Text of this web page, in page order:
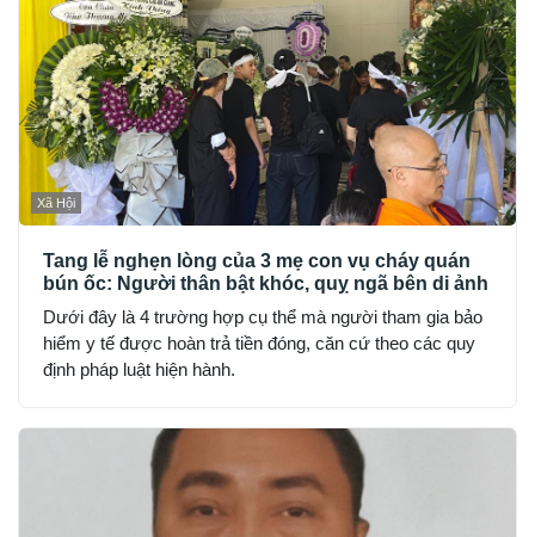
Xã Hội
Tang lễ nghẹn lòng của 3 mẹ con vụ cháy quán
bún ốc: Người thân bật khóc, quỵ ngã bên di ảnh
Dưới đây là 4 trường hợp cụ thể mà người tham gia bảo
hiểm y tế được hoàn trả tiền đóng, căn cứ theo các quy
định pháp luật hiện hành.